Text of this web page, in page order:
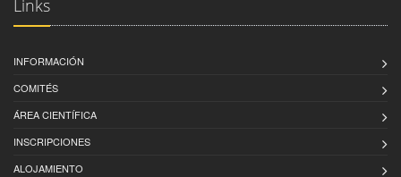
Links
INFORMACIÓN
COMITÉS
ÁREA CIENTÍFICA
INSCRIPCIONES
ALOJAMIENTO